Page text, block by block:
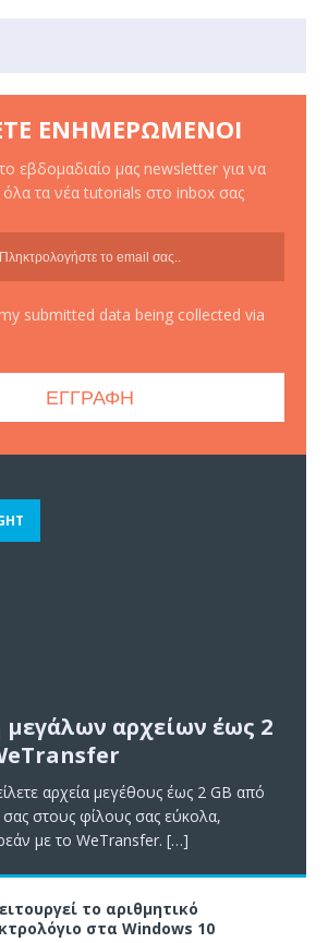
ΕΝΗΜΕΡΩΜΈΝΟΙ
εβδομαδιαίο μας newsletter για να
όλα τα νέα tutorials στο inbox σας
submitted data being collected via
αρχείων έως 2
αρχεία μεγέθους έως 2 GB από
στους φίλους σας εύκολα,
με το WeTransfer. […]
το αριθμητικό
στα Windows 10